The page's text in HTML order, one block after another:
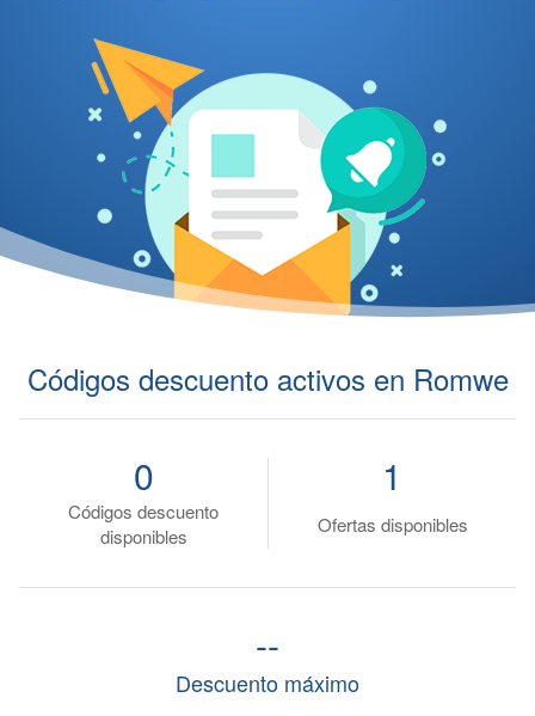
Códigos descuento activos en Romwe
Códigos descuento
disponibles
0
Ofertas disponibles
1
Descuento máximo
--